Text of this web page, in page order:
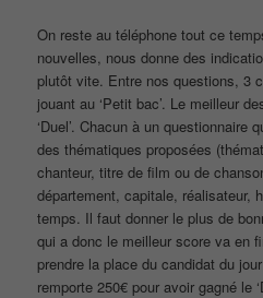
On reste au téléphone tout ce
nouvelles, nous donne des
plutôt vite. Entre nos questions, 3
jouant au ‘Petit bac’. Le meilleur
‘Duel’. Chacun à un questionnaire
des thématiques proposées
chanteur, titre de film ou de
département, capitale, réalisateur,
temps. Il faut donner le plus de
qui a donc le meilleur score va en
prendre la place du candidat du
remporte 250€ pour avoir gagné le